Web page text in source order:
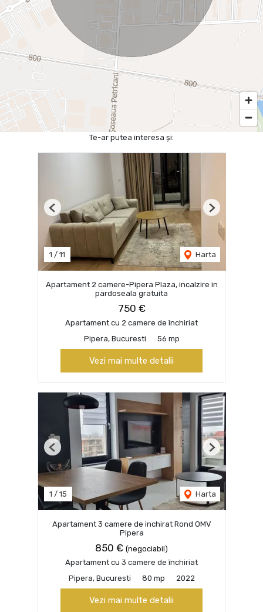
Te-ar putea interesa și:
1 / 11 Harta
Previous Next
Apartament 2 camere-Pipera Plaza, incalzire in
pardoseala gratuita
750 €
Apartament cu 2 camere de închiriat
Pipera, Bucuresti
56 mp
Vezi mai multe detalii
1 / 15 Harta
Previous Next
Apartament 3 camere de inchirat Rond OMV
Pipera
850 € (negociabil)
Apartament cu 3 camere de închiriat
Pipera, Bucuresti
80 mp 2022
Vezi mai multe detalii